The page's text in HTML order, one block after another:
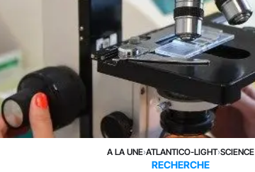
A LA UNE›ATLANTICO-LIGHT›SCIENCE
RECHERCHE